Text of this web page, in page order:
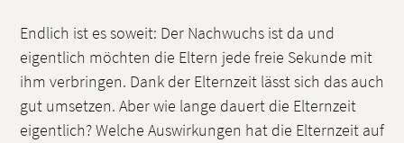
Endlich ist es soweit: Der Nachwuchs ist da und
eigentlich möchten die Eltern jede freie Sekunde mit
ihm verbringen. Dank der Elternzeit lässt sich das auch
gut umsetzen. Aber wie lange dauert die Elternzeit
eigentlich? Welche Auswirkungen hat die Elternzeit auf